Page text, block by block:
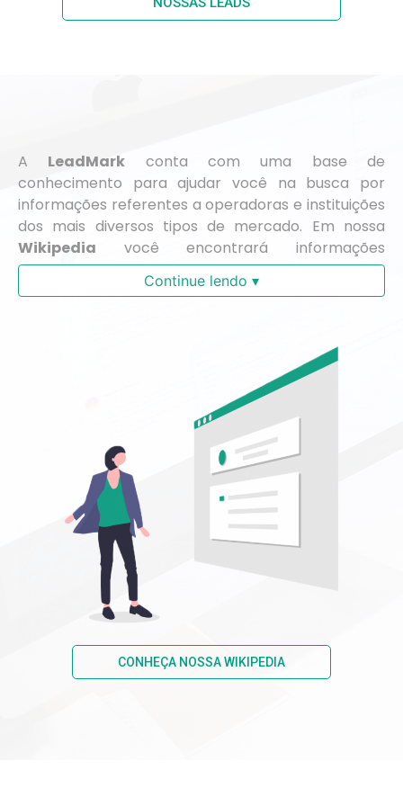
A LeadMark conta com uma base de
conhecimento para ajudar você na busca por
informações referentes a operadoras e instituições
dos mais diversos tipos de mercado. Em nossa
Wikipedia você encontrará informações
separadas por região, facilitando a sua busca.
Precisou do número do telefone de uma
Acesse nossa sessão Wiki e fique bem informado.
Continue lendo ▾
CONHEÇA NOSSA WIKIPEDIA